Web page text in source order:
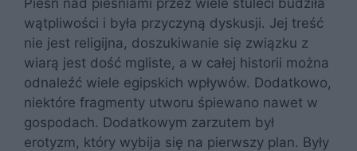
Pieśń nad pieśniami przez wiele stuleci budziła
wątpliwości i była przyczyną dyskusji. Jej treść
nie jest religijna, doszukiwanie się związku z
wiarą jest dość mgliste, a w całej historii można
odnaleźć wiele egipskich wpływów. Dodatkowo,
niektóre fragmenty utworu śpiewano nawet w
gospodach. Dodatkowym zarzutem był
erotyzm, który wybija się na pierwszy plan. Były